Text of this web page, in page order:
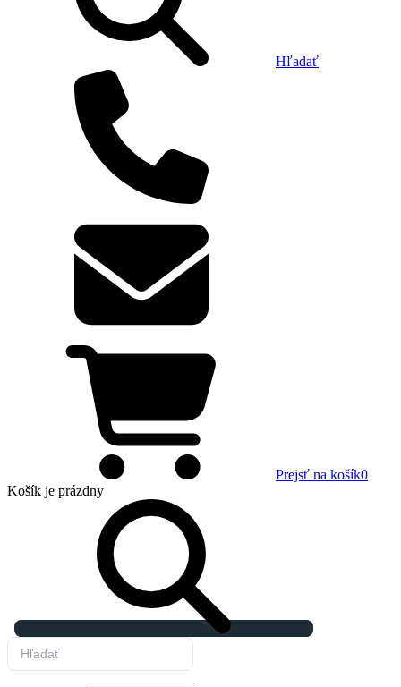
Hľadať
Prejsť na košík0
Košík je prázdny